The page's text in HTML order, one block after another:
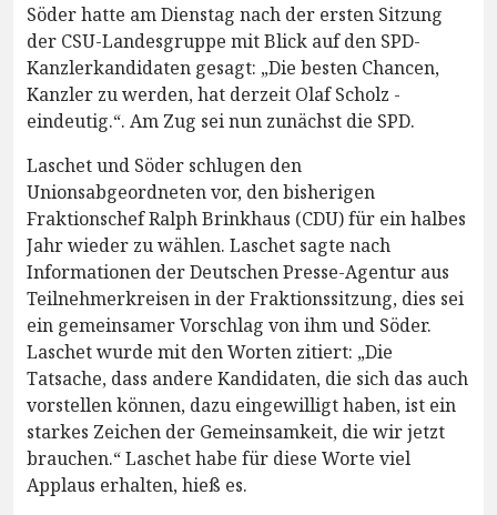
Söder hatte am Dienstag nach der ersten Sitzung
der CSU-Landesgruppe mit Blick auf den SPD-
Kanzlerkandidaten gesagt: „Die besten Chancen,
Kanzler zu werden, hat derzeit Olaf Scholz -
eindeutig.“. Am Zug sei nun zunächst die SPD.
Laschet und Söder schlugen den
Unionsabgeordneten vor, den bisherigen
Fraktionschef Ralph Brinkhaus (CDU) für ein halbes
Jahr wieder zu wählen. Laschet sagte nach
Informationen der Deutschen Presse-Agentur aus
Teilnehmerkreisen in der Fraktionssitzung, dies sei
ein gemeinsamer Vorschlag von ihm und Söder.
Laschet wurde mit den Worten zitiert: „Die
Tatsache, dass andere Kandidaten, die sich das auch
vorstellen können, dazu eingewilligt haben, ist ein
starkes Zeichen der Gemeinsamkeit, die wir jetzt
brauchen.“ Laschet habe für diese Worte viel
Applaus erhalten, hieß es.